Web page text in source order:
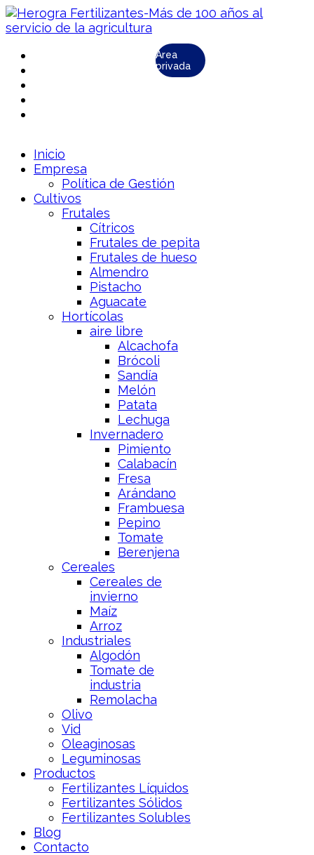
Área
privada
Inicio
Empresa
Política de Gestión
Cultivos
Frutales
Cítricos
Frutales de pepita
Frutales de hueso
Almendro
Pistacho
Aguacate
Hortícolas
aire libre
Alcachofa
Brócoli
Sandía
Melón
Patata
Lechuga
Invernadero
Pimiento
Calabacín
Fresa
Arándano
Frambuesa
Pepino
Tomate
Berenjena
Cereales
Cereales de
invierno
Maíz
Arroz
Industriales
Algodón
Tomate de
industria
Remolacha
Olivo
Vid
Oleaginosas
Leguminosas
Productos
Fertilizantes Líquidos
Fertilizantes Sólidos
Fertilizantes Solubles
Blog
Contacto